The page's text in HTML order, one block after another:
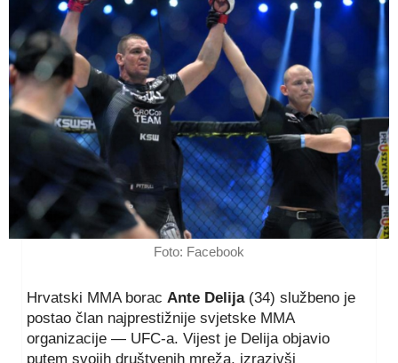
Foto: Facebook
Hrvatski MMA borac Ante Delija(34) službeno je
postao član najprestižnije svjetske MMA
organizacije — UFC-a. Vijest je Delija objavio
putem svojih društvenih mreža, izrazivši